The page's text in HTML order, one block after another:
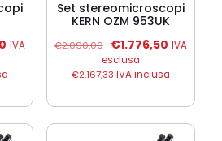
Il
attuale
€1.776,50.
IVA
Set stereomicroscopi
KERN OZM 953UK
€2.090,00
Il
prezzo
originale
€1.776,50Il
attuale
IVA
esclusa
€2.167,33 IVA inclusa